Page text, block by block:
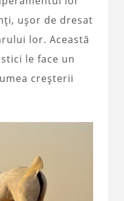
ușor de dresat
lor. Această
le face un
creșterii